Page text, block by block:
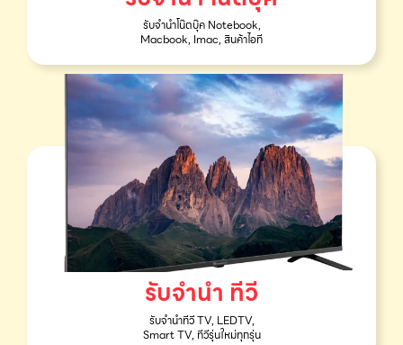
รับจำนำโน๊ตบุ๊ค Notebook,
Macbook, Imac, สินค้าไอที
รับจำนำ ทีวี
รับจำนำทีวี TV, LEDTV,
Smart TV, ทีวีรุ่นใหม่ทุกรุ่น